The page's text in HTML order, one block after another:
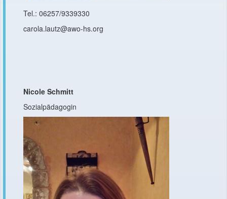
Tel.: 06257/9339330
carola.lautz@awo-hs.org
Nicole Schmitt
Sozialpädagogin